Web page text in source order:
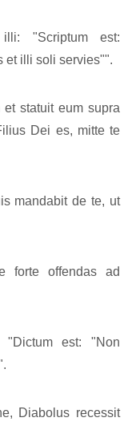
"Scriptum est:
et illi soli servies"".
statuit eum supra
Dei es, mitte te
mandabit de te, ut
forte offendas ad
est: "Non
Diabolus recessit